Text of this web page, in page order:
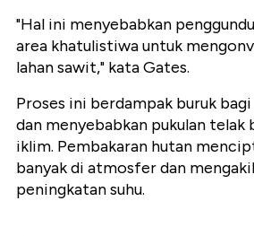
"Hal ini menyebabkan
area khatulistiwa untuk
lahan sawit," kata Gates.
Proses ini berdampak buruk
dan menyebabkan pukulan telak
iklim. Pembakaran hutan
banyak di atmosfer dan
peningkatan suhu.